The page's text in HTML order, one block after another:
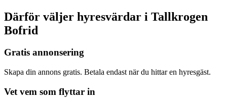
Därför väljer hyresvärdar i Tallkrogen
Bofrid
Gratis annonsering
Skapa din annons gratis. Betala endast när du hittar en hyresgäst.
Vet vem som flyttar in